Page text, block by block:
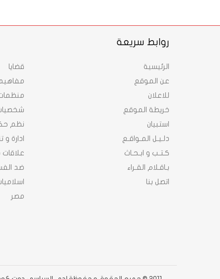
روابط سريعة
الرئيسية
عن الموقع
للاعلان
خريطة الموقع
استبيان
دلـيـل المـواقـع
كـتـب و ابـحـاث
بـاقـلام القـراء
اتصل بنا
قضايا
نظم
ادارة و
علاقات
ضد
مصر